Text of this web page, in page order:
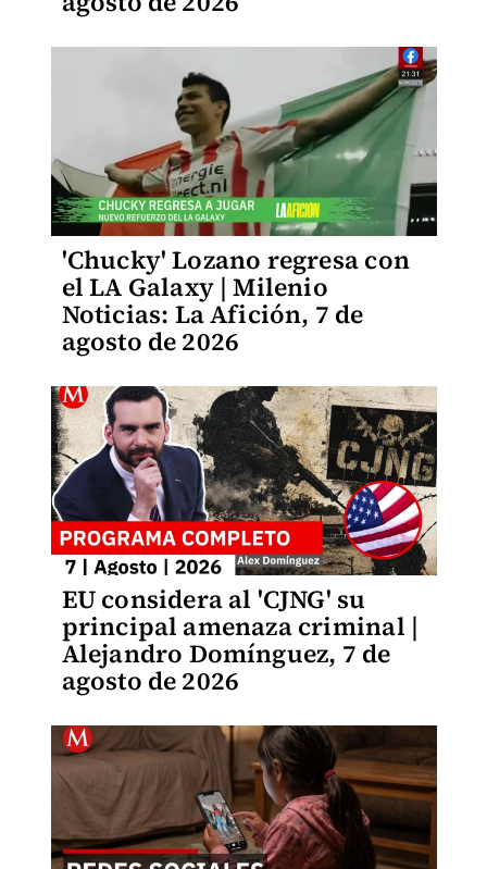
'Chucky' Lozano regresa con
el LA Galaxy | Milenio
Noticias: La Afición, 7 de
agosto de 2026
EU considera al 'CJNG' su
principal amenaza criminal |
Alejandro Domínguez, 7 de
agosto de 2026